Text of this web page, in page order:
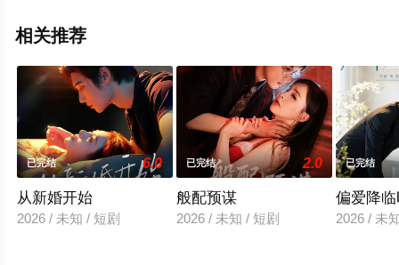
相关推荐
已完结 6.0
从新婚开始
2026 / 未知 / 短剧
已完结 2.0
般配预谋
2026 / 未知 / 短剧
已完结
偏爱降
2026 / 未